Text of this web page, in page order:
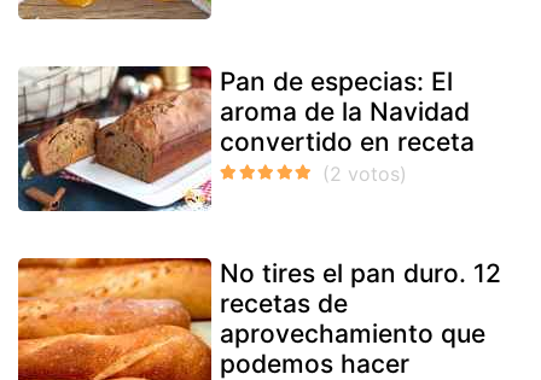
Pan de especias: El
aroma de la Navidad
convertido en receta
No tires el pan duro. 12
recetas de
aprovechamiento que
podemos hacer